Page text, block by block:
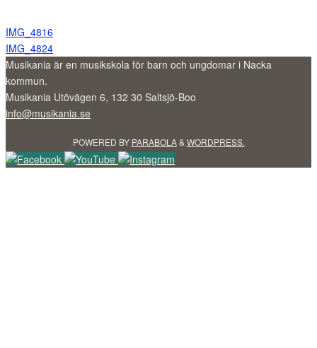
IMG_4816
IMG_4824
Musikania är en musikskola för barn och ungdomar i Nacka
kommun.
Musikania Utövägen 6, 132 30 Saltsjö-Boo
info@musikania.se
POWERED BY PARABOLA& WORDPRESS.